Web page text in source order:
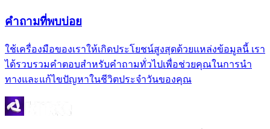
คำถามที่พบบ่อย
ใช้เครื่องมือของเราให้เกิดประโยชน์สูงสุดด้วยแหล่งข้อมูลนี้ เรา
ได้รวบรวมคำตอบสำหรับคำถามทั่วไปเพื่อช่วยคุณในการนำ
ทางและแก้ไขปัญหาในชีวิตประจำวันของคุณ